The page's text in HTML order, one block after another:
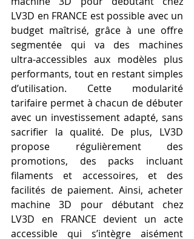
LV3D en FRANCE est possible avec un
budget maîtrisé, grâce à une offre
segmentée qui va des machines
ultra-accessibles aux modèles plus
performants, tout en restant simples
d’utilisation. Cette modularité
tarifaire permet à chacun de débuter
avec un investissement adapté, sans
sacrifier la qualité. De plus, LV3D
propose régulièrement des
promotions, des packs incluant
filaments et accessoires, et des
facilités de paiement. Ainsi, acheter
machine 3D pour débutant chez
LV3D en FRANCE devient un acte
accessible qui s’intègre aisément